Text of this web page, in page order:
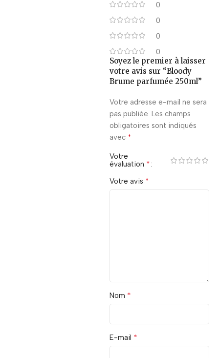
0
0
0
0
Soyez le premier à laisser
votre avis sur “Bloody
Brume parfumée 250ml”
Votre adresse e-mail ne sera
pas publiée. Les champs
obligatoires sont indiqués
avec *
Votre
évaluation *
Votre avis *
Nom *
E-mail *